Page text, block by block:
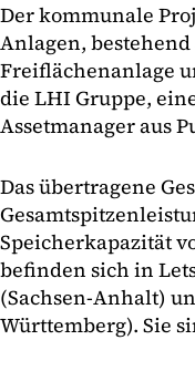
Der kommunale
Anlagen,
Freiflächenanlage
die LHI Gruppe,
Assetmanager aus
Das übertragene
Speicherkapazität
befinden sich in
(Sachsen-Anhalt)
Württemberg). Sie